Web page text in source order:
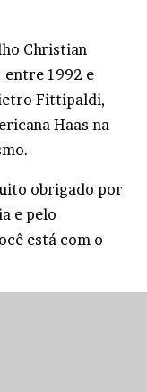
Christian
entre 1992 e
Fittipaldi,
Haas na
obrigado por
e pelo
está com o